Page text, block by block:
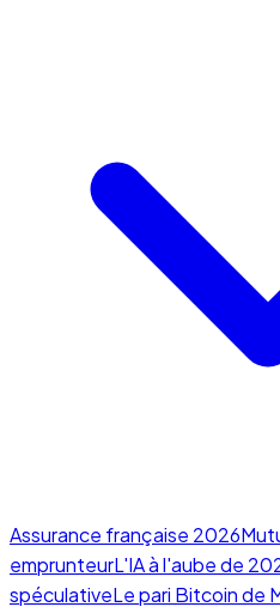
Assurance française 2026
emprunteurL'IA à l'aube de
spéculativeLe pari Bitcoin de